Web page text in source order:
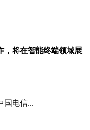
，将在智能终端领域展
国电信...